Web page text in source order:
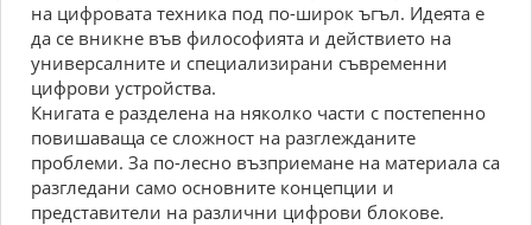
на цифровата техника под по-широк ъгъл. Идеята е
да се вникне във философията и действието на
универсалните и специализирани съвременни
цифрови устройства.
Книгата е разделена на няколко части с постепенно
повишаваща се сложност на разглежданите
проблеми. За по-лесно възприемане на материала са
разгледани само основните концепции и
представители на различни цифрови блокове.